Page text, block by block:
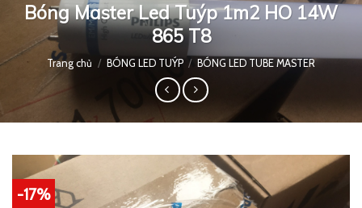
Bóng Master Led Tuýp 1m2 HO 14W
865 T8
Trang chủ / BÓNG LED TUÝP / BÓNG LED TUBE MASTER
-17%